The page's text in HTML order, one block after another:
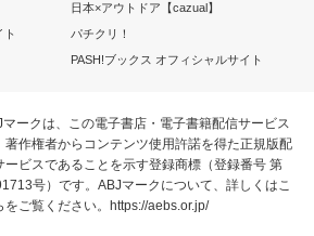
日本×アウトドア【cazual】
ト
パチクリ！
PASH!ブックス オフィシャルサイト
マークは、この電子書店・電子書籍配信サービス
著作権者からコンテンツ使用許諾を得た正規版配
ービスであることを示す登録商標（登録番号 第
号）です。ABJマークについて、詳しくはこ
をご覧ください。
https://aebs.or.jp/